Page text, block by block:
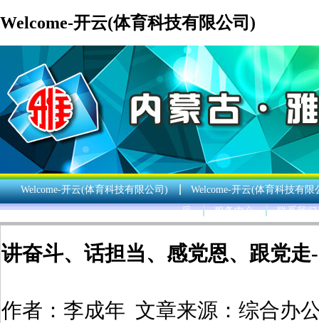
Welcome-开云(体育科技有限公司)
Welcome-开云(体育科技有限公司)
Welcome-开云(体育科技有限
采
服务中心 联系我们
讲奋斗、话担当、感党恩、跟党
作者： 李成年 文章来源： 综合办